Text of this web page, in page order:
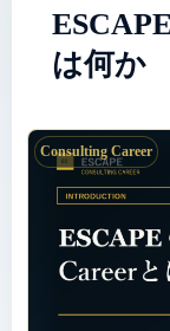
は何か
Consulting Career